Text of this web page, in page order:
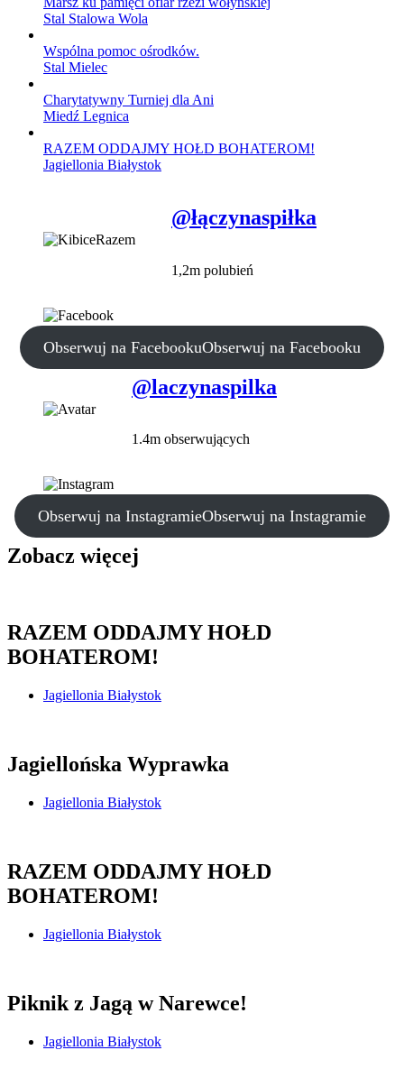
Stal Stalowa Wola
Wspólna pomoc ośrodków.
Stal Mielec
Charytatywny Turniej dla Ani
Miedź Legnica
RAZEM ODDAJMY HOŁD BOHATEROM!
Jagiellonia Białystok
@łączynaspiłka
1,2m polubień
Obserwuj na FacebookuObserwuj na Facebooku
@laczynaspilka
1.4m obserwujących
Obserwuj na InstagramieObserwuj na Instagramie
Zobacz więcej
RAZEM ODDAJMY HOŁD
BOHATEROM!
Jagiellonia Białystok
Jagiellońska Wyprawka
Jagiellonia Białystok
RAZEM ODDAJMY HOŁD
BOHATEROM!
Jagiellonia Białystok
Piknik z Jagą w Narewce!
Jagiellonia Białystok